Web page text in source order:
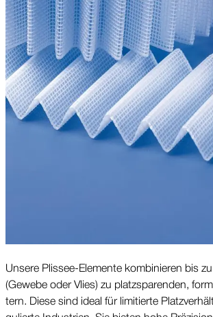
Unsere Plissee-Elemente kom­bi­nieren bis
(Gewebe oder Vlies) zu platz­spa­renden,
tern. Diese sind ideal für li­mi­tierte